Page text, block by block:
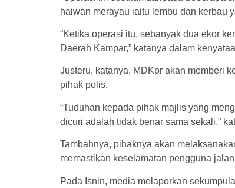
haiwan merayau iaitu lembu dan kerbau
“Ketika operasi itu, sebanyak dua ekor
Daerah Kampar,” katanya dalam
Justeru, katanya, MDKpr akan memberi
pihak polis.
“Tuduhan kepada pihak majlis yang
dicuri adalah tidak benar sama sekali,”
Tambahnya, pihaknya akan
memastikan keselamatan pengguna
Pada Isnin, media melaporkan